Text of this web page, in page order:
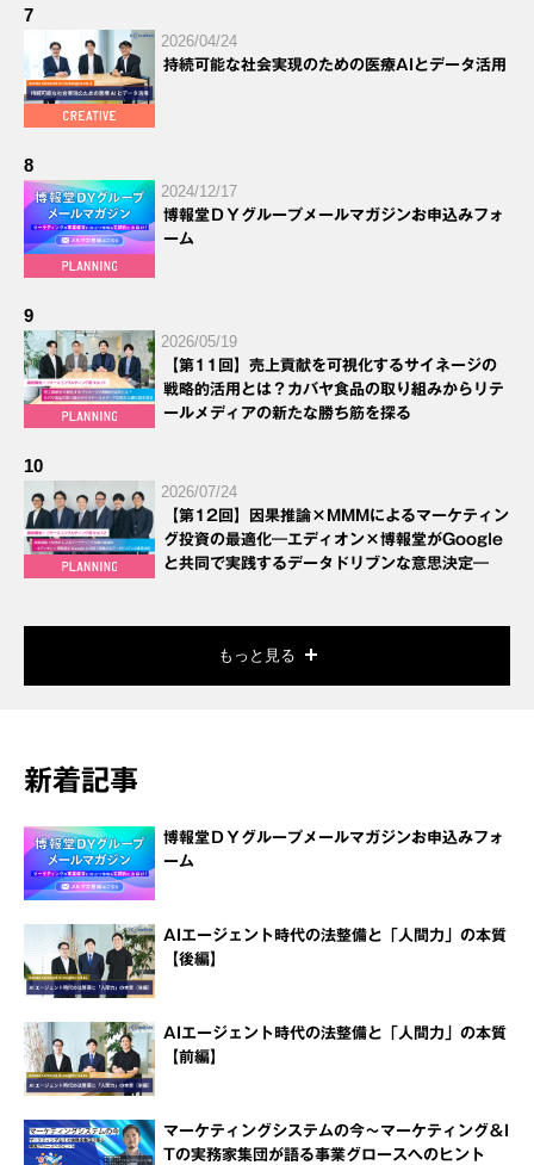
7
2026/04/24
持続可能な社会実現のための医療AIとデータ活用
8
2024/12/17
博報堂ＤＹグループメールマガジンお申込みフォ
ーム
9
2026/05/19
【第11回】売上貢献を可視化するサイネージの
戦略的活用とは？カバヤ食品の取り組みからリテ
ールメディアの新たな勝ち筋を探る
10
2026/07/24
【第12回】因果推論×MMMによるマーケティン
グ投資の最適化―エディオン×博報堂がGoogle
と共同で実践するデータドリブンな意思決定―
もっと見る
新着記事
博報堂ＤＹグループメールマガジンお申込みフォ
ーム
AIエージェント時代の法整備と「人間力」の本質
【後編】
AIエージェント時代の法整備と「人間力」の本質
【前編】
マーケティングシステムの今～マーケティング＆I
Tの実務家集団が語る事業グロースへのヒント